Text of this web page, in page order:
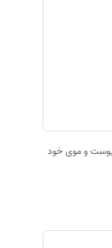
و موی خود